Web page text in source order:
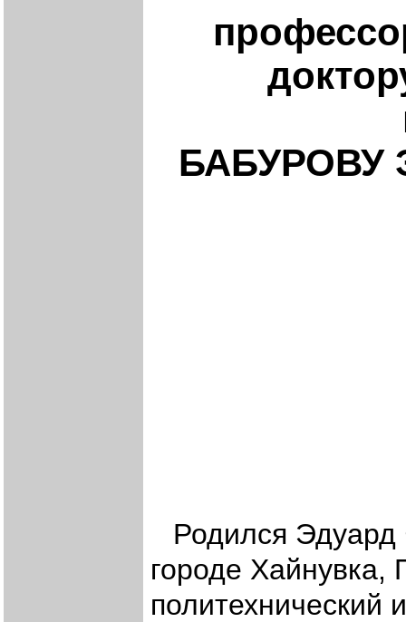
БАБУРОВУ
Родился
городе
политехнический